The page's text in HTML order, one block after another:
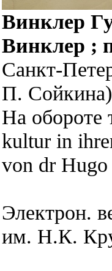
Винклер
Винклер ;
Санкт-
П.
На обороте
kultur in
von dr
Электрон.
им. Н.К.